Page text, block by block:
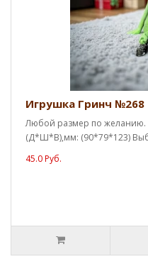
Игрушка Гринч №268
Любой размер по желанию.
(Д*Ш*В),мм: (90*79*123)
45.0 Руб.